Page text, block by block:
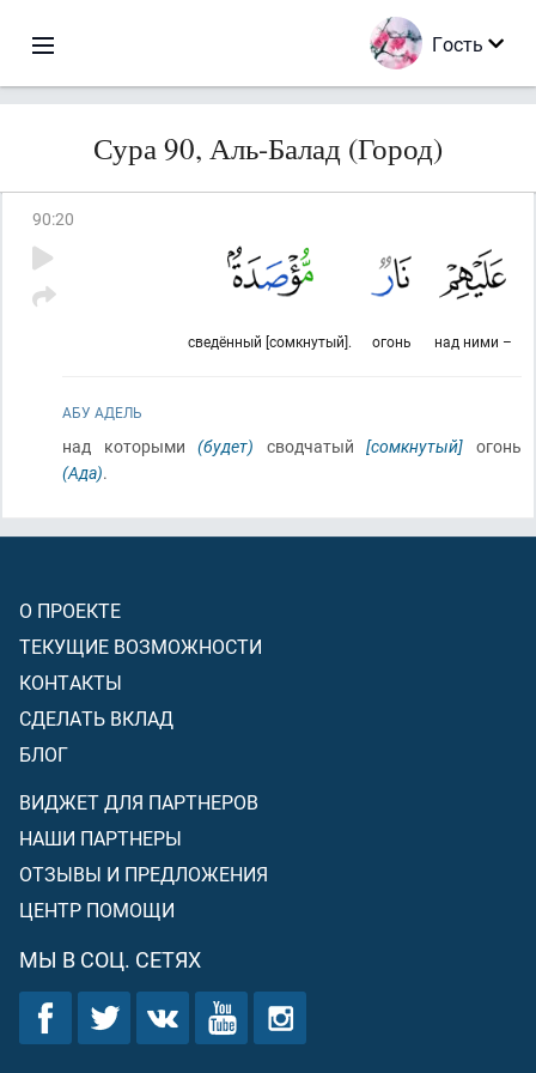
Гость
Сура 90, Аль-Балад (Город)
90:20
над ними –
огонь
сведённый [сомкнутый].
АБУ АДЕЛЬ
над которыми(будет) сводчатый[сомкнутый] огонь
(Ада).
О ПРОЕКТЕ
ТЕКУЩИЕ ВОЗМОЖНОСТИ
КОНТАКТЫ
СДЕЛАТЬ ВКЛАД
БЛОГ
ВИДЖЕТ ДЛЯ ПАРТНЕРОВ
НАШИ ПАРТНЕРЫ
ОТЗЫВЫ И ПРЕДЛОЖЕНИЯ
ЦЕНТР ПОМОЩИ
МЫ В СОЦ. СЕТЯХ